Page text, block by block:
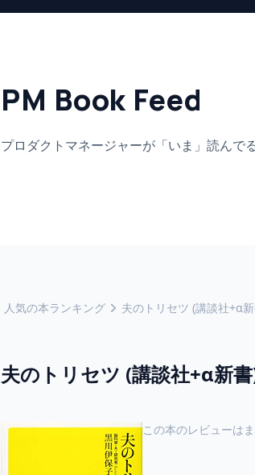
PM Book Feed
プロダクトマネージャーが「いま」 読んで
人気の本ランキング 夫のトリセツ (講談社+α
夫のトリセツ (講談社+α新
この本のレビューは